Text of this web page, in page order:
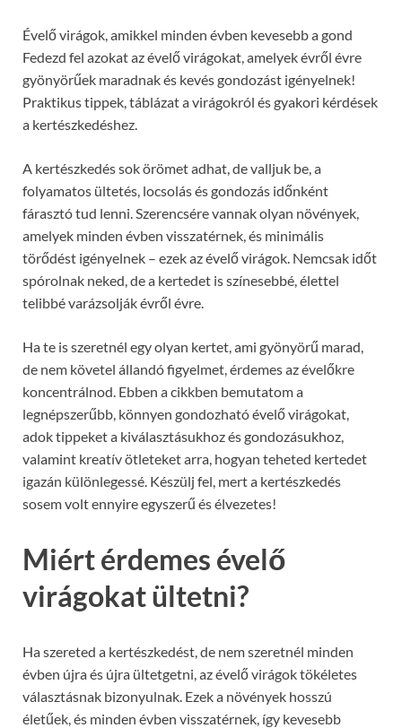
Évelő virágok, amikkel minden évben kevesebb a gond
Fedezd fel azokat az évelő virágokat, amelyek évről évre
gyönyörűek maradnak és kevés gondozást igényelnek!
Praktikus tippek, táblázat a virágokról és gyakori kérdések
a kertészkedéshez.
A kertészkedés sok örömet adhat, de valljuk be, a
folyamatos ültetés, locsolás és gondozás időnként
fárasztó tud lenni. Szerencsére vannak olyan növények,
amelyek minden évben visszatérnek, és minimális
törődést igényelnek – ezek az évelő virágok. Nemcsak időt
spórolnak neked, de a kertedet is színesebbé, élettel
telibbé varázsolják évről évre.
Ha te is szeretnél egy olyan kertet, ami gyönyörű marad,
de nem követel állandó figyelmet, érdemes az évelőkre
koncentrálnod. Ebben a cikkben bemutatom a
legnépszerűbb, könnyen gondozható évelő virágokat,
adok tippeket a kiválasztásukhoz és gondozásukhoz,
valamint kreatív ötleteket arra, hogyan teheted kertedet
igazán különlegessé. Készülj fel, mert a kertészkedés
sosem volt ennyire egyszerű és élvezetes!
Miért érdemes évelő
virágokat ültetni?
Ha szereted a kertészkedést, de nem szeretnél minden
évben újra és újra ültetgetni, az évelő virágok tökéletes
választásnak bizonyulnak. Ezek a növények hosszú
életűek, és minden évben visszatérnek, így kevesebb